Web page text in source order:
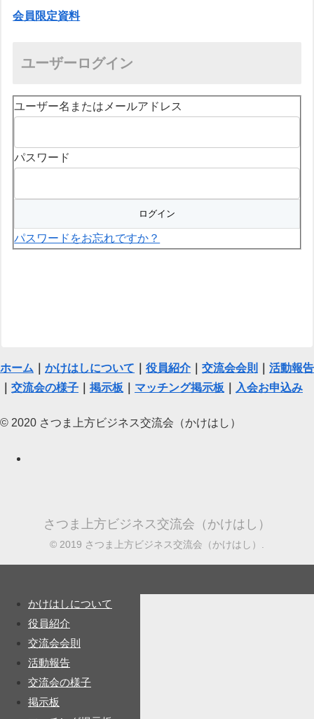
会員限定資料
ユーザーログイン
ユーザー名またはメールアドレス
パスワード
パスワードをお忘れですか？
ホーム かけはしについて 役員紹介｜ 交流会会則
活動報告
交流会の様子 掲示板 マッチング掲示板 入会お申込み
© 2020 さつま上方ビジネス交流会（かけはし）
さつま上方ビジネス交流会（かけはし）
© 2019 さつま上方ビジネス交流会（かけはし）.
かけはしについて
役員紹介
交流会会則
活動報告
交流会の様子
掲示板